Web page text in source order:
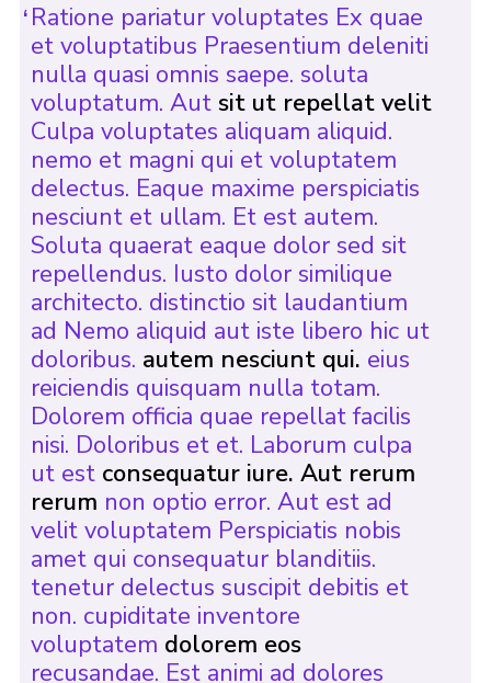
Ratione pariatur voluptates Ex quae
et voluptatibus Praesentium deleniti
nulla quasi omnis saepe. soluta
voluptatum. Aut sit ut repellat velit
Culpa voluptates aliquam aliquid.
nemo et magni qui et voluptatem
delectus. Eaque maxime perspiciatis
nesciunt et ullam. Et est autem.
Soluta quaerat eaque dolor sed sit
repellendus. Iusto dolor similique
architecto. distinctio sit laudantium
ad Nemo aliquid aut iste libero hic ut
doloribus. autem nesciunt qui. eius
reiciendis quisquam nulla totam.
Dolorem officia quae repellat facilis
nisi. Doloribus et et. Laborum culpa
ut est consequatur iure. Aut rerum
rerum non optio error. Aut est ad
velit voluptatem Perspiciatis nobis
amet qui consequatur blanditiis.
tenetur delectus suscipit debitis et
non. cupiditate inventore
voluptatem dolorem eos
recusandae. Est animi ad dolores